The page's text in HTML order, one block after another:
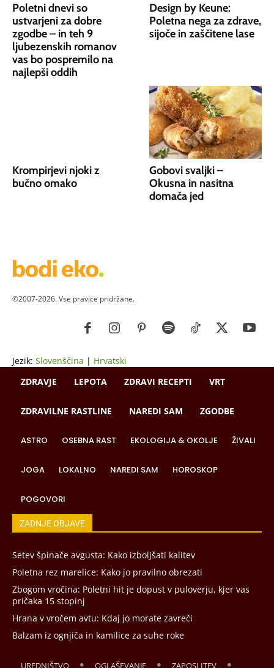
Poletni dnevi so
ustvarjeni za dobre
zgodbe – in teh 9
ljubezenskih romanov
vas bo pospremilo na
najlepši oddih
Design by Keune:
Poletna nega za zdrave,
sijoče in zaščitene lase
Krompirjevi njoki z
bučno omako
Gobovi svaljki –
Okusna in nasitna
domača jed
©2007-2026. Vse pravice pridržane.
Jezik: Slovenščina | Hrvatski
ZDRAVJE
LEPOTA ZDRAVI RECEPTI VRT
ZDRAVILNE RASTLINE NAREDI SAM ZGODBE
ASTRO OSEBNA RAST EKOLOGIJA & OKOLJE ŽIVALI
JOGA LOKALNO NAREDI SAM HOROSKOP
POGOVORI
ZADNJE OBJAVE
Setev špinače avgusta: Kako izboljšati kalitev
Poletna rez marelice: Kako jo pravilno obrezati
Zbogom vročina: Poletni hit je dopust v puloverju, kjer vas
pričaka 15 stopinj
Hrana v vročem avtu: Kdaj jo morate zavreči
Balzam iz ognjiča in kamilice za suhe roke
UREDNIŠTVO OGLAŠEVANJE ZAPOSLITEV